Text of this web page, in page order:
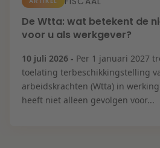
Herstructurering &
Energie
Zorg & Sociaal domein
Dichtbij de kansen en
woningbouw
Internationale partners
Nieuws
Nederlands
English
De Wtta: wat betekent de
voor u als werkgever?
10 juli 2026 - Per 1 januari 2027
toelating terbeschikkingstelling
arbeidskrachten (Wtta) in
heeft niet alleen gevolgen voor...